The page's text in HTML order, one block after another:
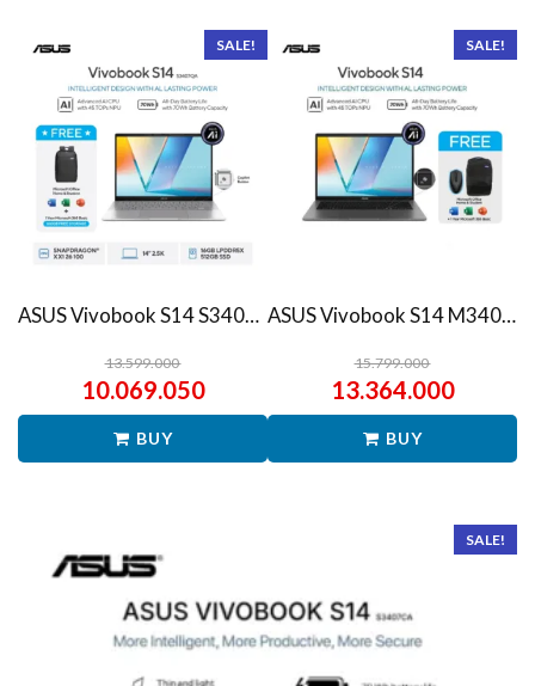
SALE!
ASUS Vivobook S14 S3407QA – IPSP151M – Matte Gray
13.599.000
10.069.050
BUY
SALE!
ASUS Vivobook S14 M3407HA Ryzen 7 260 1TB SSD 16GB WUXGA IPS Win11+OHS
15.799.000
13.364.000
BUY
SALE!